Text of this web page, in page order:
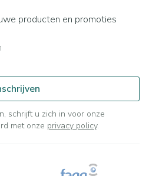
producten en promoties
schrijft u zich in voor onze
met onze privacy policy.